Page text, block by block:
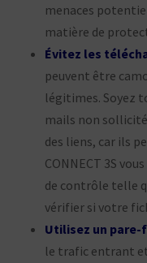
menaces
matière de
Évitez les
peuvent être
légitimes. Soyez
mails non
des liens, car ils
CONNECT 3S
de contrôle telle
vérifier si votre
Utilisez un pare-
le trafic entrant